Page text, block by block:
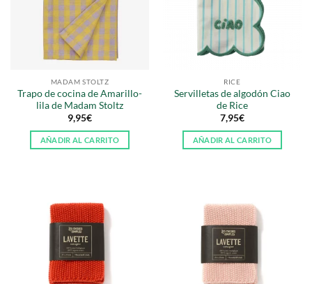
MADAM STOLTZ
Trapo de cocina de Amarillo-
lila de Madam Stoltz
9,95€
AÑADIR AL CARRITO
RICE
Servilletas de algodón Ciao
de Rice
7,95€
AÑADIR AL CARRITO